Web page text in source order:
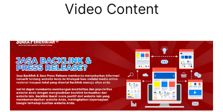
Video Content